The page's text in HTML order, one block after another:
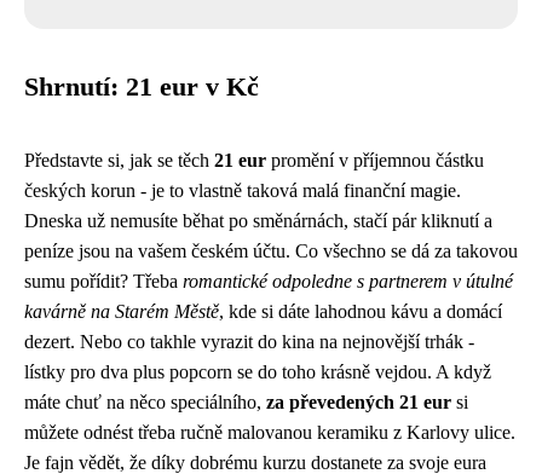
Shrnutí: 21 eur v Kč
Představte si, jak se těch 21 eur promění v příjemnou částku
českých korun - je to vlastně taková malá finanční magie.
Dneska už nemusíte běhat po směnárnách, stačí pár kliknutí a
peníze jsou na vašem českém účtu. Co všechno se dá za takovou
sumu pořídit? Třeba romantické odpoledne s partnerem v útulné
kavárně na Starém Městě, kde si dáte lahodnou kávu a domácí
dezert. Nebo co takhle vyrazit do kina na nejnovější trhák -
lístky pro dva plus popcorn se do toho krásně vejdou. A když
máte chuť na něco speciálního, za převedených 21 eur si
můžete odnést třeba ručně malovanou keramiku z Karlovy ulice.
Je fajn vědět, že díky dobrému kurzu dostanete za svoje eura